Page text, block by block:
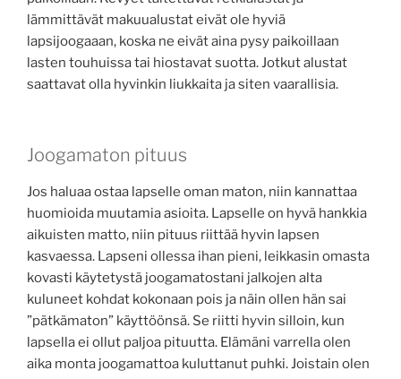
lämmittävät makuualustat eivät ole hyviä
lapsijoogaaan, koska ne eivät aina pysy paikoillaan
lasten touhuissa tai hiostavat suotta. Jotkut alustat
saattavat olla hyvinkin liukkaita ja siten vaarallisia.
Joogamaton pituus
Jos haluaa ostaa lapselle oman maton, niin kannattaa
huomioida muutamia asioita. Lapselle on hyvä hankkia
aikuisten matto, niin pituus riittää hyvin lapsen
kasvaessa. Lapseni ollessa ihan pieni, leikkasin omasta
kovasti käytetystä joogamatostani jalkojen alta
kuluneet kohdat kokonaan pois ja näin ollen hän sai
”pätkämaton” käyttöönsä. Se riitti hyvin silloin, kun
lapsella ei ollut paljoa pituutta. Elämäni varrella olen
aika monta joogamattoa kuluttanut puhki. Joistain olen